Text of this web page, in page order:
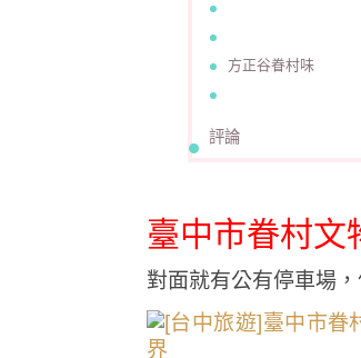
方正谷眷村味
評論
臺中市眷村文
對面就有公有停車場